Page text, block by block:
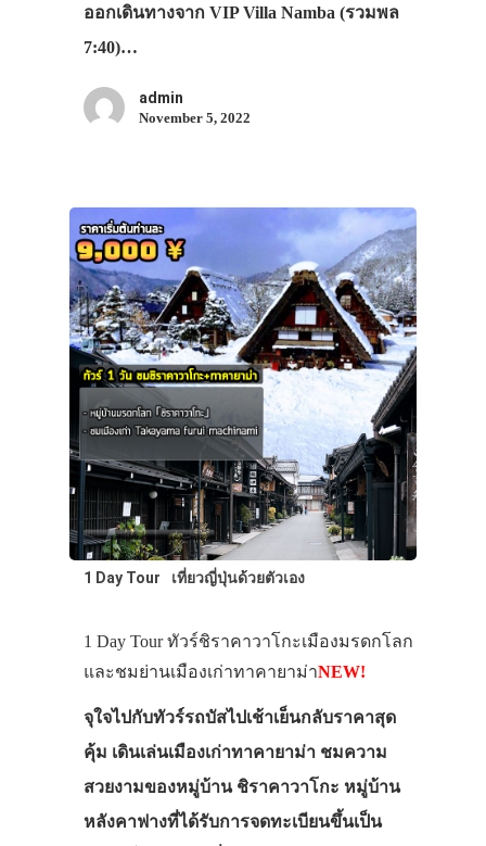
ออกเดินทางจาก VIP Villa Namba (รวมพล
7:40)…
admin
November 5, 2022
1 Day Tour เที่ยวญี่ปุ่นด้วยตัวเอง
1 Day Tour ทัวร์ชิราคาวาโกะเมืองมรดกโลก
และชมย่านเมืองเก่าทาคายาม่าNEW!
จุใจไปกับทัวร์รถบัสไปเช้าเย็นกลับราคาสุด
คุ้ม เดินเล่นเมืองเก่าทาคายาม่า ชมความ
สวยงามของหมู่บ้าน ชิราคาวาโกะ หมู่บ้าน
หลังคาฟางที่ได้รับการจดทะเบียนขึ้นเป็น